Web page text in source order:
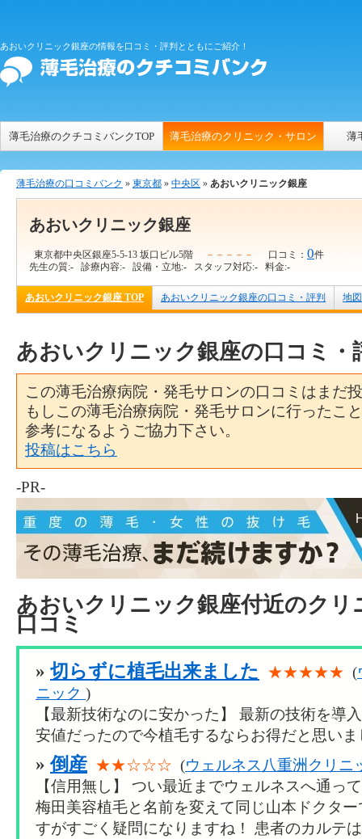
あおいクリニック銀座の情報を口コミ・評判とともにご紹介！
薄毛治療のクチコミバンクTOP 薄毛治療のクリニック・サロン 薄
薄毛治療の口コミバンク » 東京都 » 中央区 » あおいクリニック銀座
あおいクリニック銀座
東京都中央区銀座5-5-13 坂口ビル5階 －－－－－ 口コミ： 0件
先生の質:- 診療内容:- 設備・立地:- スタッフ対応:- 料金:-
あおいクリニック銀座 TOP あおいクリニック銀座の口コミ・評判 地図
あおいクリニック銀座の口コミ・
この薄毛治療病院・発毛サロンの口コミはまだ
もしこの薄毛治療病院・発毛サロンに行ったこ
参考になるようご協力下さい。
投稿はこちら
-PR-
あおいクリニック銀座付近のクリ
口コミ
» 切らずに植毛出来ました ★★★★★ (
ニック )
【最新技術なのに安かった】 最新の技術を導
安値だったので今植毛するならお得だと思い
»倒産 ★★☆☆☆ (ウェルネス八重洲クリニ
【信用無し】 つい最近までウェルネスへ通っ
梅田美容植毛と名前を変えて同じ山本ドクタ
すがすごく疑問になりますね！ 患者のカルテ